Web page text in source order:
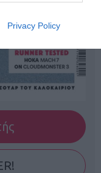
Privacy Policy